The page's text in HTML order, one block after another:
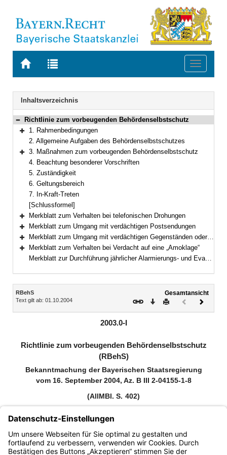
Zur
BAYERN.RECHT
Zur
letzten
Suche
Toggle
Navigation
Inhaltsverzeichnis
Bereich reduzieren
Richtlinie zum vorbeugenden Behördenselbstschutz
Bereich erweitern
1. Rahmenbedingungen
2. Allgemeine Aufgaben des Behördenselbstschutzes
Bereich erweitern
3. Maßnahmen zum vorbeugenden Behördenselbstschutz
4. Beachtung besonderer Vorschriften
5. Zuständigkeit
6. Geltungsbereich
7. In-Kraft-Treten
[Schlussformel]
Bereich erweitern
Merkblatt zum Verhalten bei telefonischen Drohungen
Bereich erweitern
Merkblatt zum Umgang mit verdächtigen Postsendungen
Bereich erweitern
Merkblatt zum Umgang mit verdächtigen Gegenständen oder Gefahrstoffen
Bereich erweitern
Merkblatt zum Verhalten bei Verdacht auf eine „Amoklage“
Merkblatt zur Durchführung jährlicher Alarmierungs- und Evakuierungsübungen
Inhalt
RBehS
Text gilt ab: 01.10.2004
Gesamtansicht
Download
DruckenVorheriges
2003.0-I
Richtlinie zum vorbeugenden Behördenselbstschutz
(RBehS)
Bekanntmachung der Bayerischen Staatsregierung
vom 16. September 2004, Az. B III 2-04155-1-8
(AllMBl. S. 402)
über die Richtlinie zum vorbeugenden Behördenselbstschutz
(RBehS) vom 16. September 2004 (AllMBl. S. 402, StAnz. Nr. 39)